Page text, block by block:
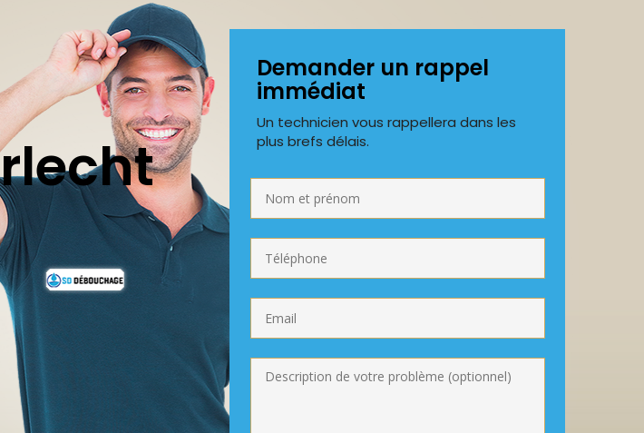
Demander un rappel
immédiat
Un technicien vous rappellera dans les
plus brefs délais.